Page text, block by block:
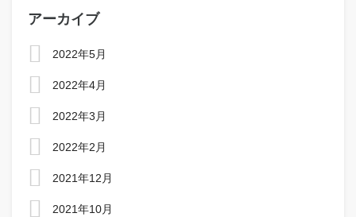
アーカイブ
2022年5月
2022年4月
2022年3月
2022年2月
2021年12月
2021年10月